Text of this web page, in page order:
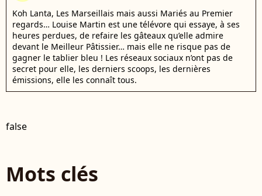
Koh Lanta, Les Marseillais mais aussi Mariés au Premier
regards… Louise Martin est une télévore qui essaye, à ses
heures perdues, de refaire les gâteaux qu’elle admire
devant le Meilleur Pâtissier… mais elle ne risque pas de
gagner le tablier bleu ! Les réseaux sociaux n’ont pas de
secret pour elle, les derniers scoops, les dernières
émissions, elle les connaît tous.
false
Mots clés